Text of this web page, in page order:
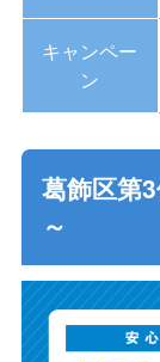
キャンペー
ン
葛飾区
～